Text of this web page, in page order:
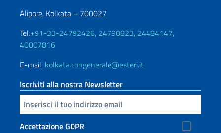
Alipore, Kolkata – 700027
Tel:+91-33-24792426, 24790823, 24484147,
40007816
E-mail: kolkata.congenerale@esteri.it
Iscriviti alla nostra Newsletter
Inserisci la tua email
Accettazione GDPR